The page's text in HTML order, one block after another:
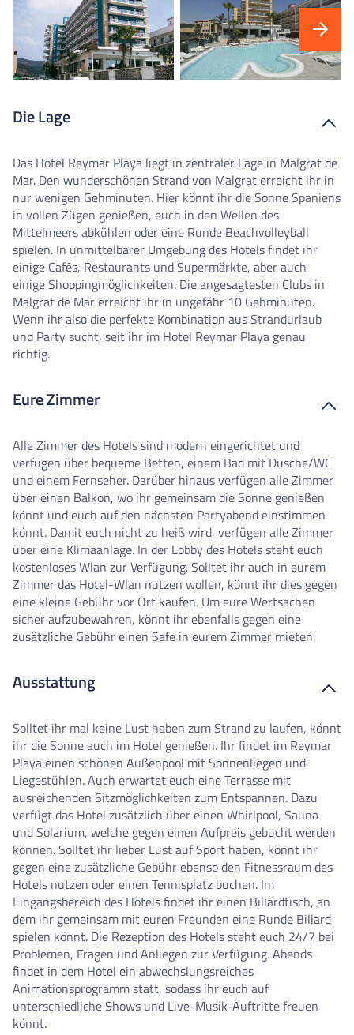
Die Lage
Das Hotel Reymar Playa liegt in zentraler Lage in Malgrat de
Mar. Den wunderschönen Strand von Malgrat erreicht ihr in
nur wenigen Gehminuten. Hier könnt ihr die Sonne Spaniens
in vollen Zügen genießen, euch in den Wellen des
Mittelmeers abkühlen oder eine Runde Beachvolleyball
spielen. In unmittelbarer Umgebung des Hotels findet ihr
einige Cafés, Restaurants und Supermärkte, aber auch
einige Shoppingmöglichkeiten. Die angesagtesten Clubs in
Malgrat de Mar erreicht ihr in ungefähr 10 Gehminuten.
Wenn ihr also die perfekte Kombination aus Strandurlaub
und Party sucht, seit ihr im Hotel Reymar Playa genau
richtig.
Eure Zimmer
Alle Zimmer des Hotels sind modern eingerichtet und
verfügen über bequeme Betten, einem Bad mit Dusche/WC
und einem Fernseher. Darüber hinaus verfügen alle Zimmer
über einen Balkon, wo ihr gemeinsam die Sonne genießen
könnt und euch auf den nächsten Partyabend einstimmen
könnt. Damit euch nicht zu heiß wird, verfügen alle Zimmer
über eine Klimaanlage. In der Lobby des Hotels steht euch
kostenloses Wlan zur Verfügung. Solltet ihr auch in eurem
Zimmer das Hotel-Wlan nutzen wollen, könnt ihr dies gegen
eine kleine Gebühr vor Ort kaufen. Um eure Wertsachen
sicher aufzubewahren, könnt ihr ebenfalls gegen eine
zusätzliche Gebühr einen Safe in eurem Zimmer mieten.
Ausstattung
Solltet ihr mal keine Lust haben zum Strand zu laufen, könnt
ihr die Sonne auch im Hotel genießen. Ihr findet im Reymar
Playa einen schönen Außenpool mit Sonnenliegen und
Liegestühlen.Auch erwartet euch eine Terrasse mit
ausreichenden Sitzmöglichkeiten zum Entspannen. Dazu
verfügt das Hotel zusätzlich über einen Whirlpool, Sauna
und Solarium, welche gegen einen Aufpreis gebucht werden
können. Solltet ihr lieber Lust auf Sport haben, könnt ihr
gegen eine zusätzliche Gebühr ebenso den Fitnessraum des
Hotels nutzen oder einen Tennisplatz buchen. Im
Eingangsbereich des Hotels findet ihr einen Billardtisch, an
dem ihr gemeinsam mit euren Freunden eine Runde Billard
spielen könnt. Die Rezeption des Hotels steht euch 24/7 bei
Problemen, Fragen und Anliegen zur Verfügung. Abends
findet in dem Hotel ein abwechslungsreiches
Animationsprogramm statt, sodass ihr euch auf
unterschiedliche Shows und Live-Musik-Auftritte freuen
könnt.